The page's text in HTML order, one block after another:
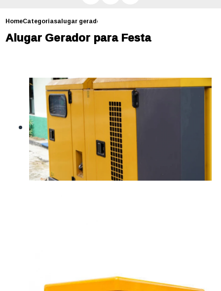
HomeCategoriasalugar gerador para festa
Alugar Gerador para Festa